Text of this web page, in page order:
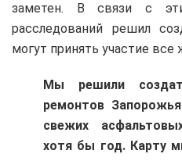
заметен.
В связи с
расследований решил
могут принять участие все
Мы решили
ремонтов Запо
свежих
хотя бы год. Карту